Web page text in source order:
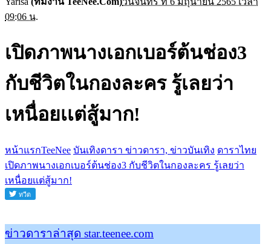
09:06 น.
เปิดภาพนางเอกเบอร์ต้นช่อง3
กับชีวิตในกองละคร รู้เลยว่า
เหนื่อยเเต่สู้มาก!
หน้าแรกTeeNee บันเทิงดารา ข่าวดารา, ข่าวบันเทิง ดาราไทย
เปิดภาพนางเอกเบอร์ต้นช่อง3 กับชีวิตในกองละคร รู้เลยว่า
เหนื่อยเเต่สู้มาก!
ข่าวดาราล่าสุด star.teenee.com